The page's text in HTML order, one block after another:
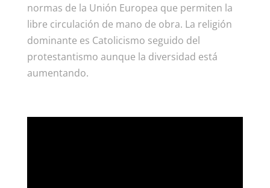
normas de la Unión Europea que permiten la
libre circulación de mano de obra. La religión
dominante es Catolicismo seguido del
protestantismo aunque la diversidad está
aumentando.